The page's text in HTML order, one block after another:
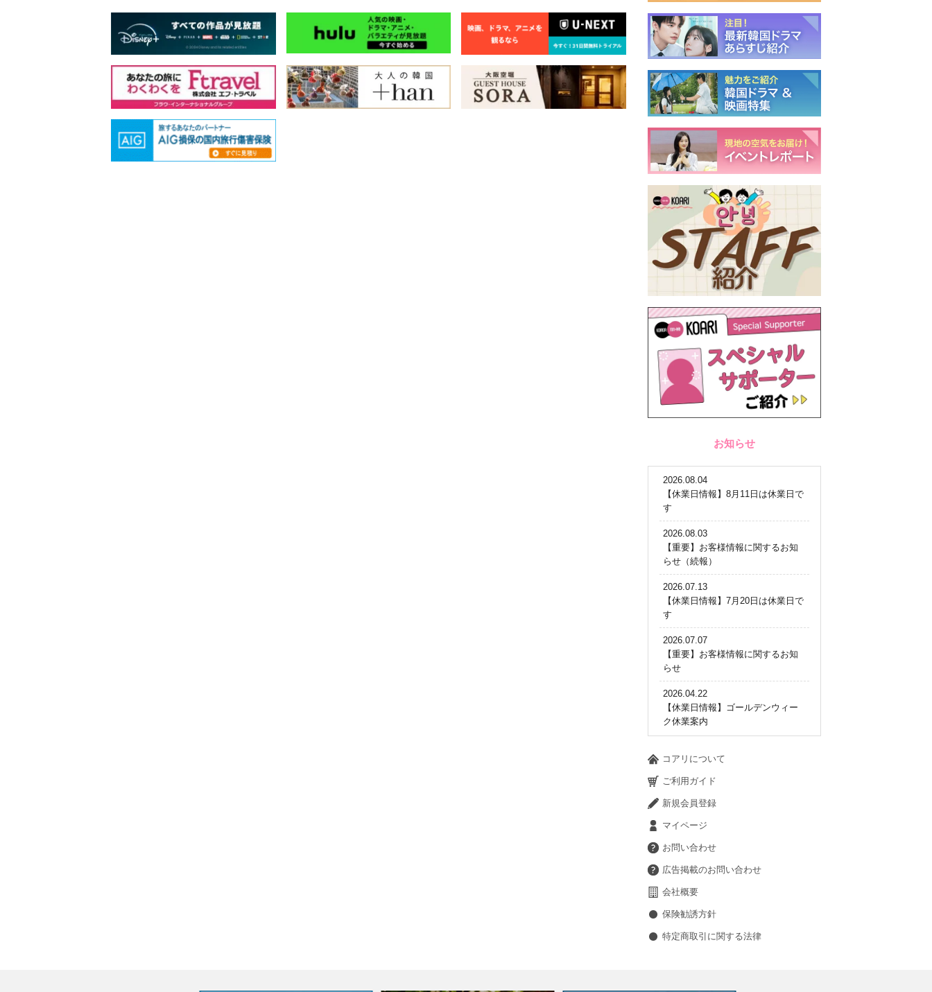
お知らせ
2026.08.04
【休業日情報】8月11日は休業日で
す
2026.08.03
【重要】お客様情報に関するお知
らせ（続報）
2026.07.13
【休業日情報】7月20日は休業日で
す
2026.07.07
【重要】お客様情報に関するお知
らせ
2026.04.22
【休業日情報】ゴールデンウィー
ク休業案内
コアリについて
ご利用ガイド
新規会員登録
マイページ
お問い合わせ
広告掲載のお問い合わせ
会社概要
保険勧誘方針
特定商取引に関する法律